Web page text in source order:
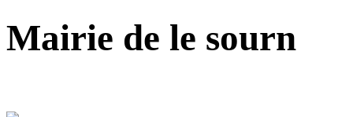
Mairie de le sourn